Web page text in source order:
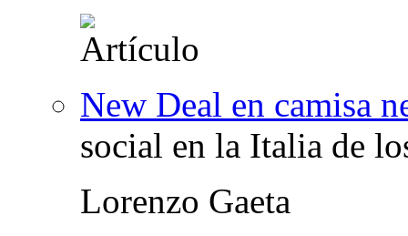
New Deal en camisa
social en la Italia de
Lorenzo Gaeta